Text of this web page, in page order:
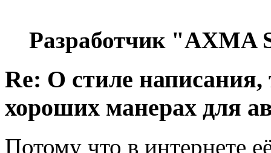
Разработчик "AXMA
Re: О стиле
хороших манерах для
Потому что в интернете